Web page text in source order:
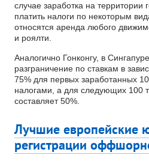
случае заработка на территории
платить налоги по некоторым
относятся аренда любого
и роялти.
Аналогично Гонконгу, в
разграничение по ставкам в
75% для первых заработанных
налогами, а для следующих 100
составляет 50%.
Лучшие европейские
регистрации